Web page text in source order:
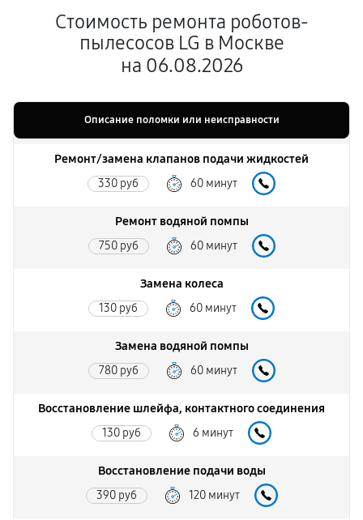
Стоимость ремонта роботов-
пылесосов LG в Москве
на 06.08.2026
Описание поломки или неисправности
Ремонт/замена клапанов подачи жидкостей
330 руб 60 минут
Ремонт водяной помпы
750 руб 60 минут
Замена колеса
130 руб 60 минут
Замена водяной помпы
780 руб 60 минут
Восстановление шлейфа, контактного соединения
130 руб 6 минут
Восстановление подачи воды
390 руб 120 минут